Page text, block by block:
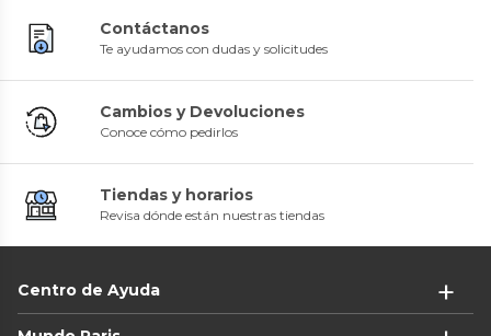
Contáctanos
Te ayudamos con dudas y solicitudes
Cambios y Devoluciones
Conoce cómo pedirlos
Tiendas y horarios
Revisa dónde están nuestras tiendas
Centro de Ayuda